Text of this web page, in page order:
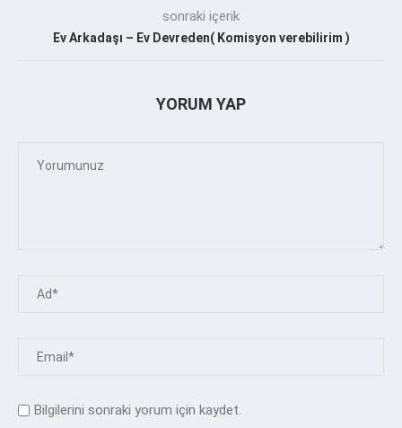
sonraki içerik
Ev Arkadaşı – Ev Devreden( Komisyon verebilirim )
YORUM YAP
Bilgilerini sonraki yorum için kaydet.